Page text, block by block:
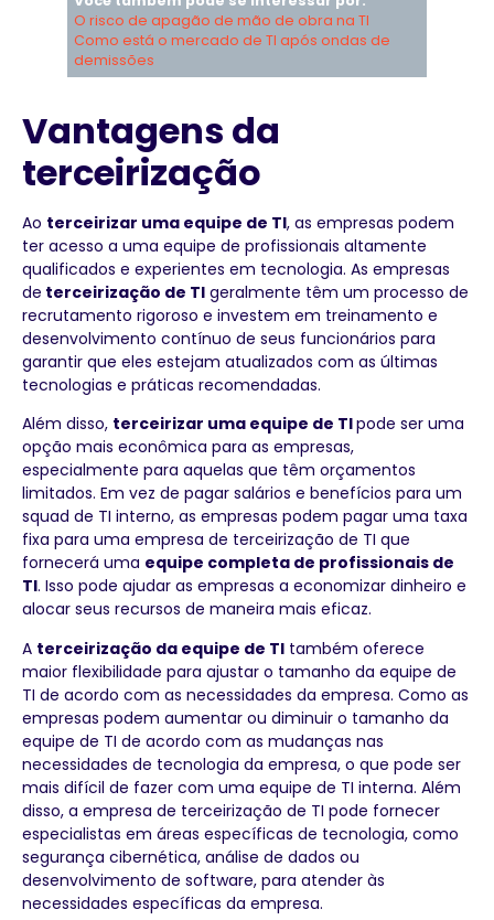
O risco de apagão de mão de obra na TI
Como está o mercado de TI após ondas de
demissões
Vantagens da
terceirização
Ao terceirizar uma equipe de TI, as empresas podem
ter acesso a uma equipe de profissionais altamente
qualificados e experientes em tecnologia. As empresas
de terceirização de TI geralmente têm um processo de
recrutamento rigoroso e investem em treinamento e
desenvolvimento contínuo de seus funcionários para
garantir que eles estejam atualizados com as últimas
tecnologias e práticas recomendadas.
Além disso, terceirizar uma equipe de TIpode ser uma
opção mais econômica para as empresas,
especialmente para aquelas que têm orçamentos
limitados. Em vez de pagar salários e benefícios para um
squad de TI interno, as empresas podem pagar uma taxa
fixa para uma empresa de terceirização de TI que
fornecerá uma equipe completa de profissionais de
TI. Isso pode ajudar as empresas a economizar dinheiro e
alocar seus recursos de maneira mais eficaz.
A terceirização da equipe de TI também oferece
maior flexibilidade para ajustar o tamanho da equipe de
TI de acordo com as necessidades da empresa. Como as
empresas podem aumentar ou diminuir o tamanho da
equipe de TI de acordo com as mudanças nas
necessidades de tecnologia da empresa, o que pode ser
mais difícil de fazer com uma equipe de TI interna. Além
disso, a empresa de terceirização de TI pode fornecer
especialistas em áreas específicas de tecnologia, como
segurança cibernética, análise de dados ou
desenvolvimento de software, para atender às
necessidades específicas da empresa.